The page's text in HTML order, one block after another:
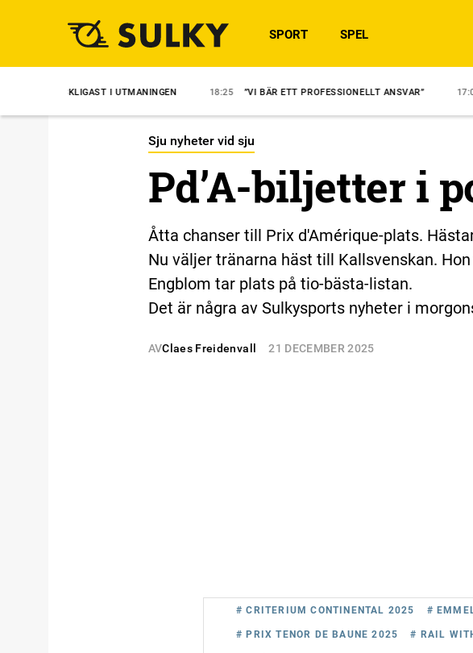
SPORT SPEL
I UTMANINGEN 18:25 ”VI BÄR ETT PROFESSIONELLT ANSVAR” 17:00 DERBYT: DE
Sju nyheter vid sju
Pd’A-biljetter i
Åtta chanser till Prix d'Amérique-plats.
Nu väljer tränarna häst till Kallsvenskan.
Engblom tar plats på tio-bästa-listan.
Det är några av Sulkysports nyheter i
AVClaes Freidenvall 21 DECEMBER 2025
# CRITERIUM CONTINENTAL 2025 #
# PRIX TENOR DE BAUNE 2025 # RAIL